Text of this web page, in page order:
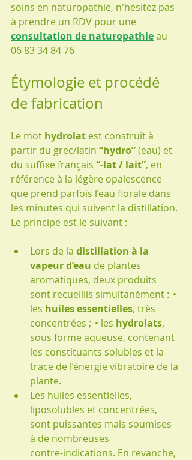
soins en naturopathie, n'hésitez pas
à prendre un RDV pour une
consultation de naturopathie au
06 83 34 84 76
Étymologie et procédé
de fabrication
Le mot hydrolat est construit à
partir du grec/latin “hydro” (eau) et
du suffixe français “-lat / lait”, en
référence à la légère opalescence
que prend parfois l’eau florale dans
les minutes qui suivent la distillation.
Le principe est le suivant :
Lors de la distillation à la
vapeur d’eau de plantes
aromatiques, deux produits
sont recueillis simultanément :  •
les huiles essentielles, très
concentrées ;  • les hydrolats,
sous forme aqueuse, contenant
les constituants solubles et la
trace de l’énergie vibratoire de la
plante.
Les huiles essentielles,
liposolubles et concentrées,
sont puissantes mais soumises
à de nombreuses
contre‑indications. En revanche,